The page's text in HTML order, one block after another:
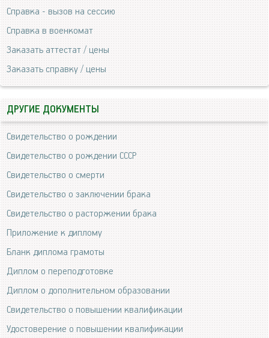
Справка - вызов на сессию
Справка в военкомат
Заказать аттестат / цены
Заказать справку / цены
ДРУГИЕ ДОКУМЕНТЫ
Свидетельство о рождении
Свидетельство о рождении СССР
Свидетельство о смерти
Свидетельство о заключении брака
Свидетельство о расторжении брака
Приложение к диплому
Бланк диплома грамоты
Диплом о переподготовке
Диплом о дополнительном образовании
Свидетельство о повышении квалификации
Удостоверение о повышении квалификации